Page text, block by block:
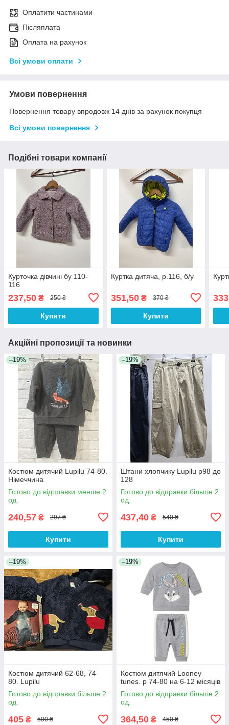
Оплатити частинами
Післяплата
Оплата на рахунок
Всі умови оплати
Умови повернення
Повернення товару впродовж 14 днів за рахунок покупця
Всі умови повернення
Подібні товари компанії
Курточка дівчині бу 110-
116
237,50 ₴ 250 ₴
Купити
Куртка дитяча, р.116, б/у
351,50₴ 370 ₴
Купити
333
Акційні пропозиції та новинки
–19%
Костюм дитячий Lupilu 74-80.
Німеччина
Готово до відправки менше 2
од.
240,57 ₴ 297 ₴
Купити
–19%
Штани хлопчику Lupilu р98 до
128
Готово до відправки більше 2
од.
437,40 ₴ 540 ₴
Купити
–19%
Костюм дитячий 62-68, 74-
80. Lupilu
Готово до відправки більше 2
од.
405 ₴ 500 ₴
–19%
Костюм дитячий Looney
tunes. р 74-80 на 6-12 місяців
Готово до відправки більше 2
од.
364,50 ₴ 450 ₴